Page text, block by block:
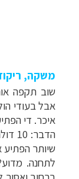
משקה,
שוב תקפה
אבל בעודי
איכר. די
שיותר הפתיע
לתחנה.